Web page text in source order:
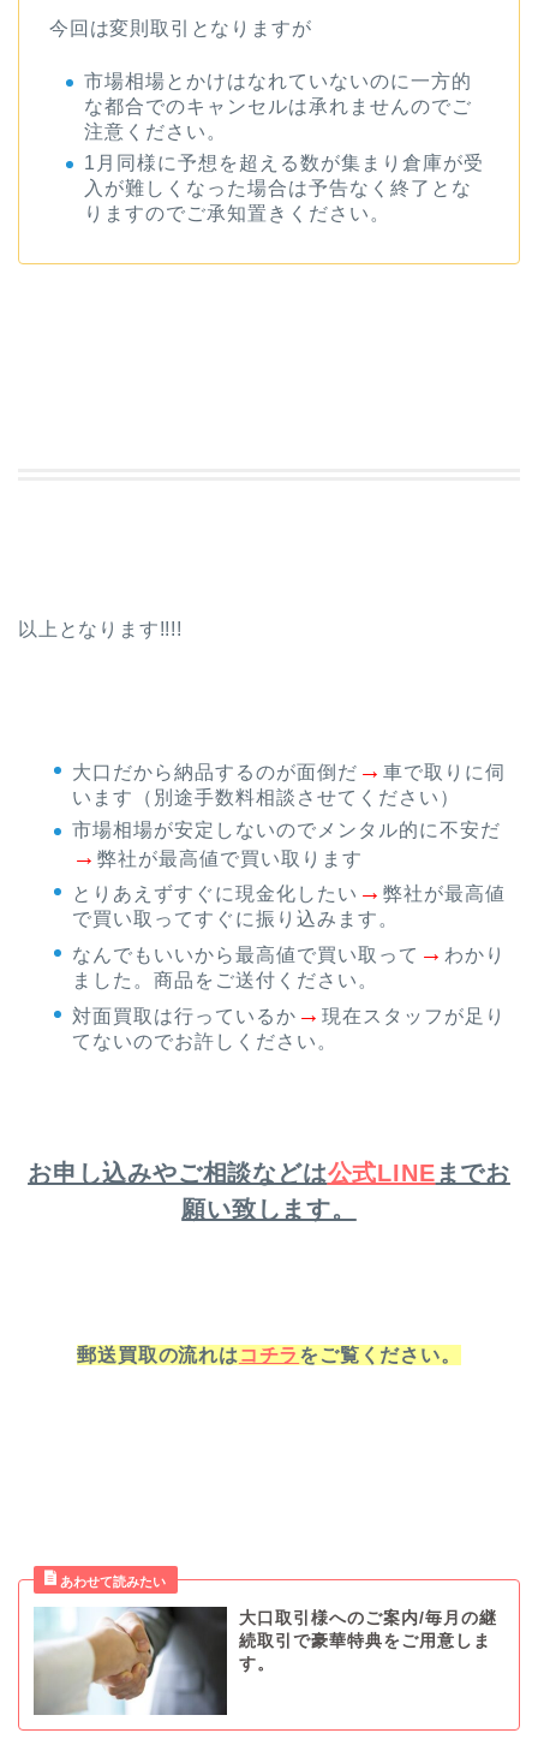
今回は変則取引となりますが
市場相場とかけはなれていないのに一方的
な都合でのキャンセルは承れませんのでご
注意ください。
1月同様に予想を超える数が集まり倉庫が受
入が難しくなった場合は予告なく終了とな
りますのでご承知置きください。
以上となります!!!!
大口だから納品するのが面倒だ → 車で取りに伺
います（別途手数料相談させてください）
市場相場が安定しないのでメンタル的に不安だ
→ 弊社が最高値で買い取ります
とりあえずすぐに現金化したい → 弊社が最高値
で買い取ってすぐに振り込みます。
なんでもいいから最高値で買い取って → わかり
ました。商品をご送付ください。
対面買取は行っているか → 現在スタッフが足り
てないのでお許しください。
お申し込みやご相談などは公式LINE までお
願い致します。
郵送買取の流れは コチラ をご覧ください。
大口取引様へのご案内/毎月の継
続取引で豪華特典をご用意しま
す。